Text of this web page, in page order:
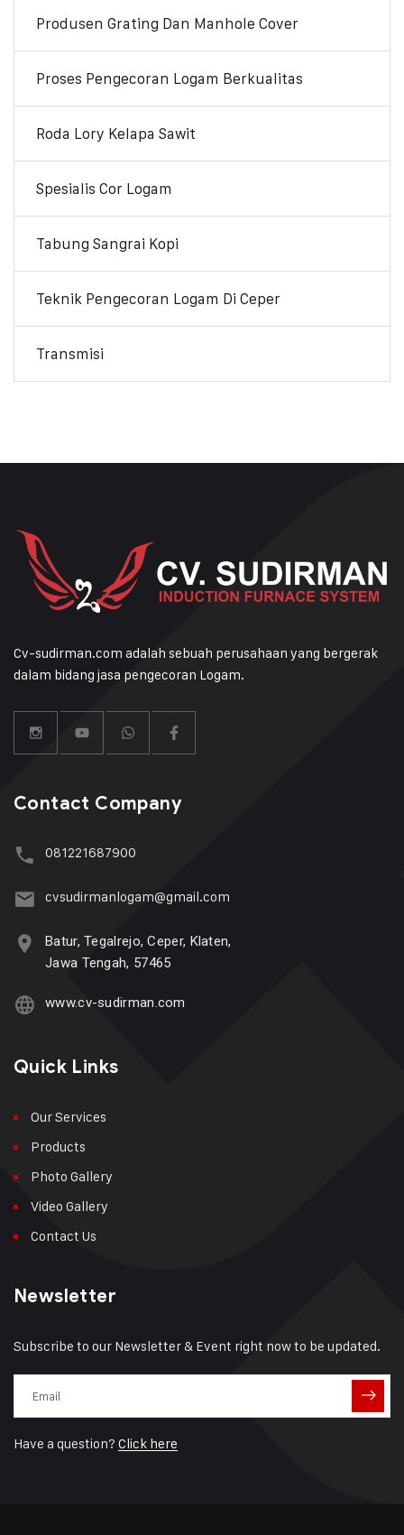
Produsen Grating Dan Manhole Cover
Proses Pengecoran Logam Berkualitas
Roda Lory Kelapa Sawit
Spesialis Cor Logam
Tabung Sangrai Kopi
Teknik Pengecoran Logam Di Ceper
Transmisi
Cv-sudirman.com adalah sebuah perusahaan yang bergerak
dalam bidang jasa pengecoran Logam.
Contact Company
081221687900
cvsudirmanlogam@gmail.com
Batur, Tegalrejo, Ceper, Klaten,
Jawa Tengah, 57465
www.cv-sudirman.com
Quick Links
Our Services
Products
Photo Gallery
Video Gallery
Contact Us
Newsletter
Subscribe to our Newsletter & Event right now to be updated.
Have a question? Click here